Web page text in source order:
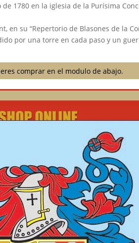
1780 en la iglesia de la Purísima
en su “Repertorio de Blasones de la
por una torre en cada paso y un
comprar en el modulo de abajo.